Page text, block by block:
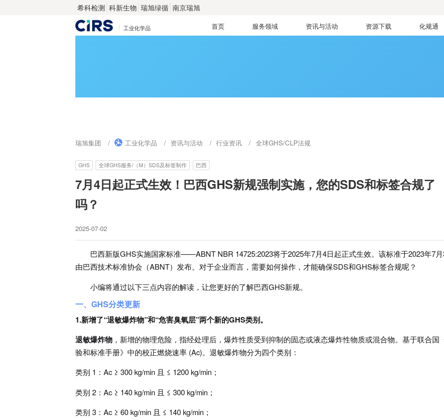
希科检测 科新生物 瑞旭绿循 南京瑞旭
工业化学品 首页 服务领域 资讯与活动 资源下载 化规通
瑞旭集团 工业化学品 资讯与活动 行业资讯 全球GHS/CLP法规
GHS 全球GHS服务/（M）SDS及标签制作 巴西
7月4日起正式生效！巴西GHS新规强制实施，您的SDS和标签合规了
吗？
2025-07-02
巴西新版GHS实施国家标准——ABNT NBR 14725:2023将于2025年7月4日起正式生效。该标准于2023年7
由巴西技术标准协会（ABNT）发布。对于企业而言，需要如何操作，才能确保SDS和GHS标签合规呢？
小编将通过以下三点内容的解读，让您更好的了解巴西GHS新规。
一、GHS分类更新
1.新增了“退敏爆炸物”和“危害臭氧层”两个新的GHS类别。
退敏爆炸物 ，新增的物理危险，指经处理后，爆炸性质受到抑制的固态或液态爆炸性物质或混合物。基于联合国
验和标准手册》中的校正燃烧速率 (Ac)。退敏爆炸物分为四个类别：
类别 1：Ac ≥ 300 kg/min 且 ≤ 1200 kg/min；
类别 2：Ac ≥ 140 kg/min 且 ≤ 300 kg/min；
类别 3：Ac ≥ 60 kg/min 且 ≤ 140 kg/min；